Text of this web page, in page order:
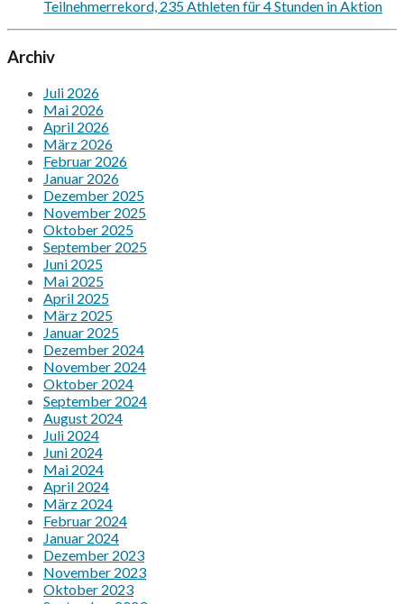
Teilnehmerrekord, 235 Athleten für 4 Stunden in Aktion
Archiv
Juli 2026
Mai 2026
April 2026
März 2026
Februar 2026
Januar 2026
Dezember 2025
November 2025
Oktober 2025
September 2025
Juni 2025
Mai 2025
April 2025
März 2025
Januar 2025
Dezember 2024
November 2024
Oktober 2024
September 2024
August 2024
Juli 2024
Juni 2024
Mai 2024
April 2024
März 2024
Februar 2024
Januar 2024
Dezember 2023
November 2023
Oktober 2023